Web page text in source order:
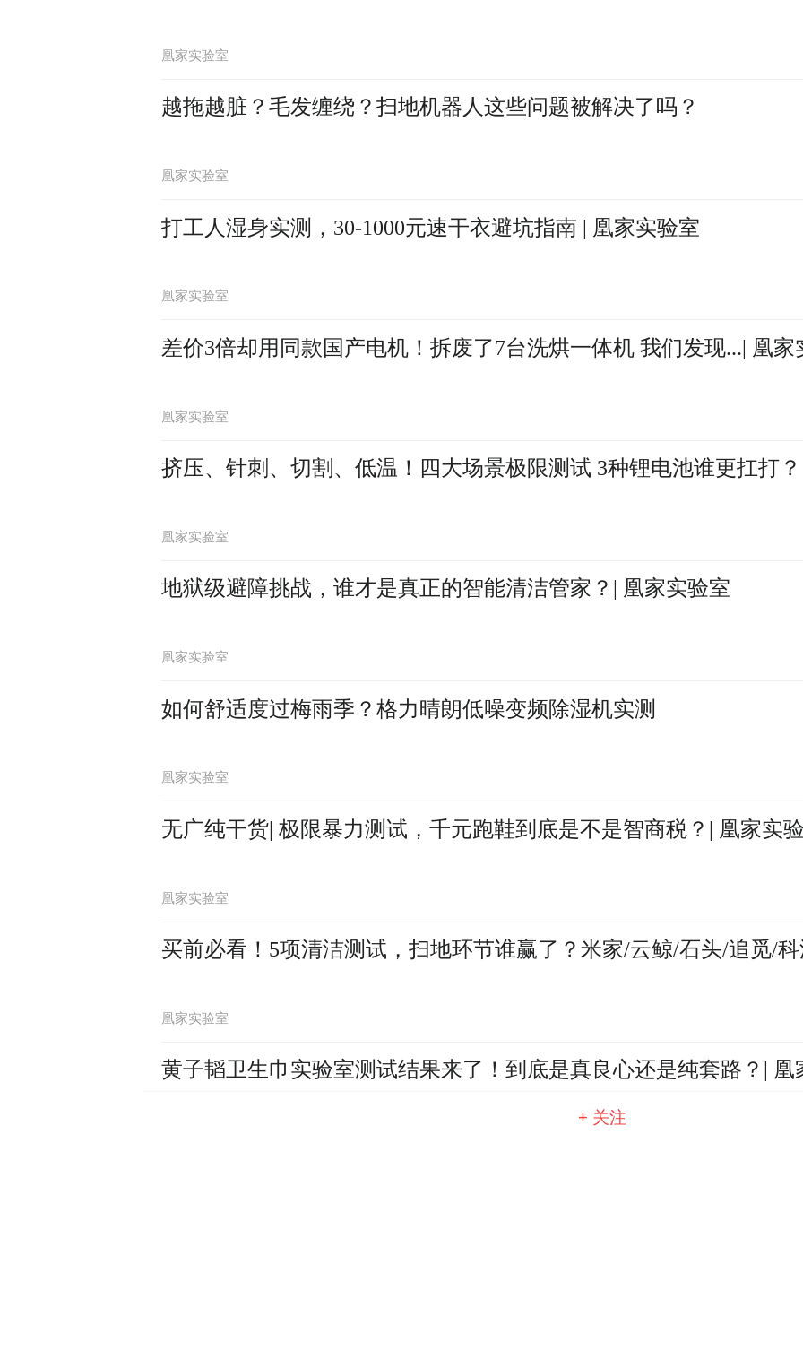
凰家实验室
越拖越脏？毛发缠绕？扫地机器人这些问题被解决了吗？
凰家实验室
打工人湿身实测，30-1000元速干衣避坑指南 | 凰家实验室
凰家实验室
差价3倍却用同款国产电机！拆废了7台洗烘一体机 我们发现...| 凰家
凰家实验室
挤压、针刺、切割、低温！四大场景极限测试 3种锂电池谁更扛打？
凰家实验室
地狱级避障挑战，谁才是真正的智能清洁管家？| 凰家实验室
凰家实验室
如何舒适度过梅雨季？格力晴朗低噪变频除湿机实测
凰家实验室
无广纯干货| 极限暴力测试，千元跑鞋到底是不是智商税？| 凰家实
凰家实验室
买前必看！5项清洁测试，扫地环节谁赢了？米家/云鲸/石头/追觅/
凰家实验室
黄子韬卫生巾实验室测试结果来了！到底是真良心还是纯套路？| 凰
+ 关注